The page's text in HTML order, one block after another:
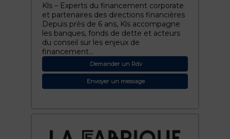
Kls – Experts du financement corporate
et partenaires des directions financières
Depuis près de 6 ans, Kls accompagne
les banques, fonds de dette et acteurs
du conseil sur les enjeux de
financement...
Demander un Rdv
Envoyer un message